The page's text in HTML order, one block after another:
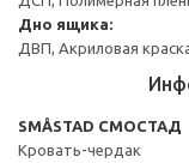
Дно ящика:
ДВП, Акриловая
SMÅSTAD СМОСТАД
Кровать-чердак